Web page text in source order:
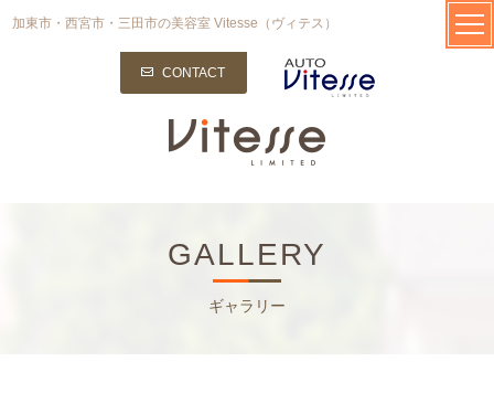
加東市・西宮市・三田市の美容室 Vitesse（ヴィテス）
CONTACT
GALLERY
ギャラリー